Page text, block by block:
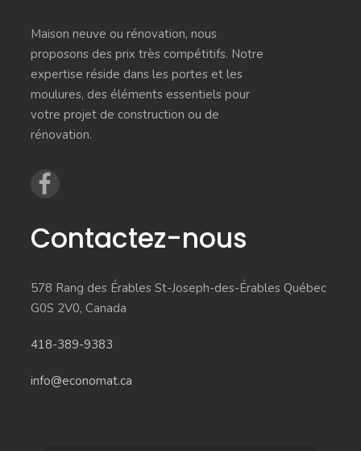
Maison neuve ou rénovation, nous
proposons des prix très compétitifs. Notre
expertise réside dans les portes et les
moulures, des éléments essentiels pour
votre projet de construction ou de
rénovation.
Contactez-nous
578 Rang des Érables St-Joseph-des-Érables Québec
G0S 2V0, Canada
418-389-9383
info@economat.ca